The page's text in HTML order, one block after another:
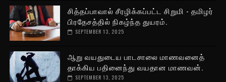
சித்தப்பாவால் சீரழிக்கப்பட்ட சிறுமி - தமிழர்
பிரதேசத்தில் நிகழ்ந்த துயரம்.
SEPTEMBER 13, 2025
ஆறு வயதுடைய பாடசாலை மாணவனைத்
தாக்கிய பதினைந்து வயதான மாணவன்.
SEPTEMBER 13, 2025